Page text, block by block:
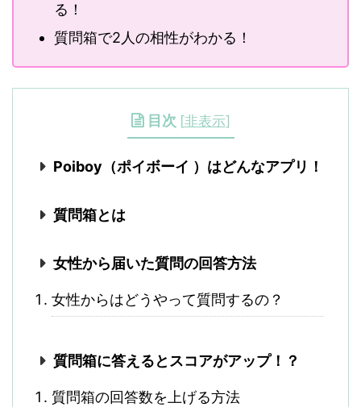
る！
質問箱で2人の相性がわかる！
目次 [非表示]
Poiboy（ポイボーイ ）はどんなアプリ！
質問箱とは
女性から届いた質問の回答方法
女性からはどうやって質問するの？
質問箱に答えるとスコアがアップ！？
質問箱の回答数を上げる方法